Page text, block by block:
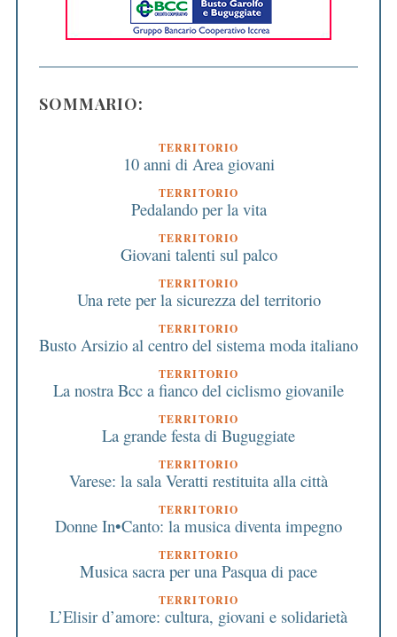
SOMMARIO:
TERRITORIO
10 anni di Area giovani
TERRITORIO
Pedalando per la vita
TERRITORIO
Giovani talenti sul palco
TERRITORIO
Una rete per la sicurezza del territorio
TERRITORIO
Busto Arsizio al centro del sistema moda italiano
TERRITORIO
La nostra Bcc a fianco del ciclismo giovanile
TERRITORIO
La grande festa di Buguggiate
TERRITORIO
Varese: la sala Veratti restituita alla città
TERRITORIO
Donne In•Canto: la musica diventa impegno
TERRITORIO
Musica sacra per una Pasqua di pace
TERRITORIO
L’Elisir d’amore: cultura, giovani e solidarietà